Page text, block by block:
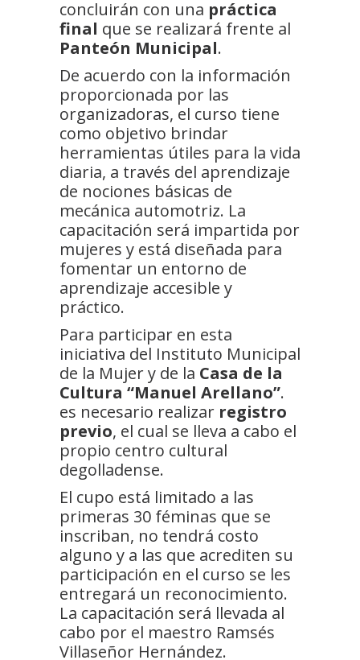
concluirán con una práctica
final que se realizará frente al
Panteón Municipal.
De acuerdo con la información
proporcionada por las
organizadoras, el curso tiene
como objetivo brindar
herramientas útiles para la vida
diaria, a través del aprendizaje
de nociones básicas de
mecánica automotriz. La
capacitación será impartida por
mujeres y está diseñada para
fomentar un entorno de
aprendizaje accesible y
práctico.
Para participar en esta
iniciativa del Instituto Municipal
de la Mujer y de la Casa de la
Cultura “Manuel Arellano”.
es necesario realizar registro
previo, el cual se lleva a cabo el
propio centro cultural
degolladense.
El cupo está limitado a las
primeras 30 féminas que se
inscriban, no tendrá costo
alguno y a las que acrediten su
participación en el curso se les
entregará un reconocimiento.
La capacitación será llevada al
cabo por el maestro Ramsés
Villaseñor Hernández.